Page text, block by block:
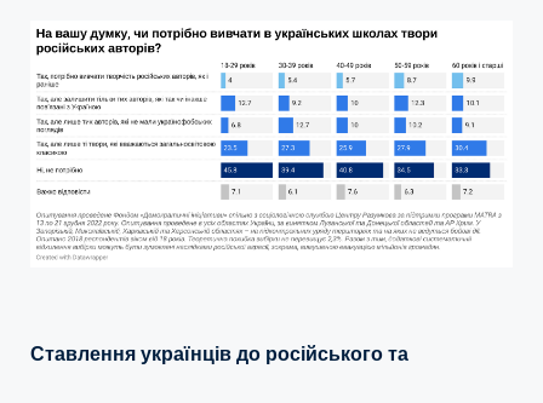
Ставлення українців до російського та